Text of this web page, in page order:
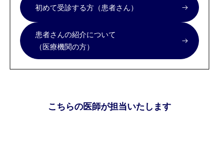
初めて受診する方（患者さん）
患者さんの紹介について
（医療機関の方）
こちらの医師が担当いたします